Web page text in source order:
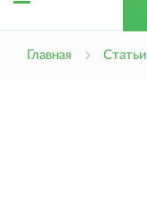
Главная Статьи